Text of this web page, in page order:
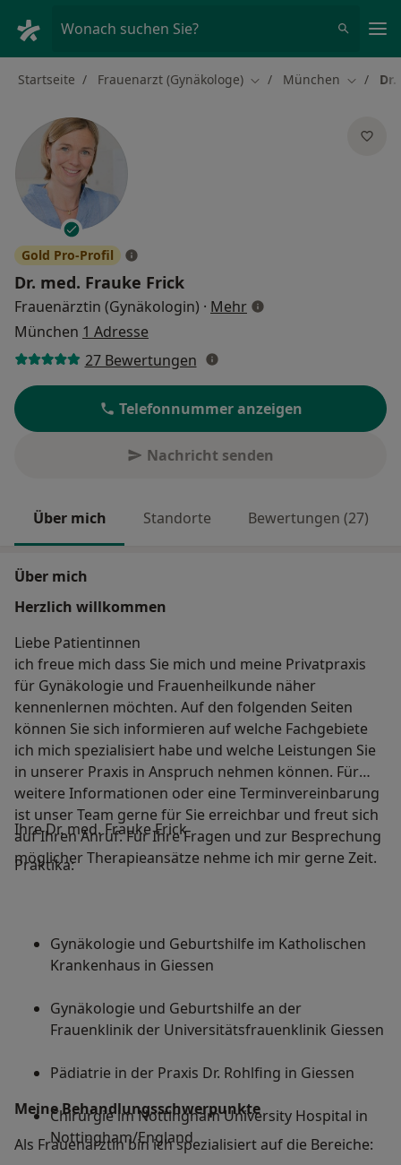
Wonach suchen Sie?
Startseite Frauenarzt (Gynäkologe) Stadt ändern
München Stadt
Gold Pro-Profil
Dr. med. Frauke Frick
Frauenärztin (Gynäkologin) · Mehrüber Spezialisierungen
München 1 Adresse
27 Bewertungen
Telefonnummer anzeigen
Nachricht senden
Über mich Standorte Bewertungen (27)
Über mich
Herzlich willkommen
Liebe Patientinnen
ich freue mich dass Sie mich und meine Privatpraxis
für Gynäkologie und Frauenheilkunde näher
kennenlernen möchten. Auf den folgenden Seiten
können Sie sich informieren auf welche Fachgebiete
ich mich spezialisiert habe und welche Leistungen Sie
in unserer Praxis in Anspruch nehmen können. Für
weitere Informationen oder eine Terminvereinbarung
ist unser Team gerne für Sie erreichbar und freut sich
auf Ihren Anruf. Für Ihre Fragen und zur Besprechung
möglicher Therapieansätze nehme ich mir gerne Zeit.
Ihre Dr. med. Frauke Frick
Praktika:
Gynäkologie und Geburtshilfe im Katholischen
Krankenhaus in Giessen
Gynäkologie und Geburtshilfe an der
Frauenklinik der Universitätsfrauenklinik Giessen
Pädiatrie in der Praxis Dr. Rohlfing in Giessen
Chirurgie im Nottingham University Hospital in
Nottingham/England
Meine Behandlungs­schwerpunkte
Als Frauenärztin bin ich spezialisiert auf die Bereiche: